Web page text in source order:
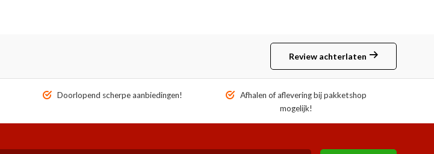
Review achterlaten
Doorlopend scherpe aanbiedingen!
Afhalen of aflevering bij pakketshop
mogelijk!